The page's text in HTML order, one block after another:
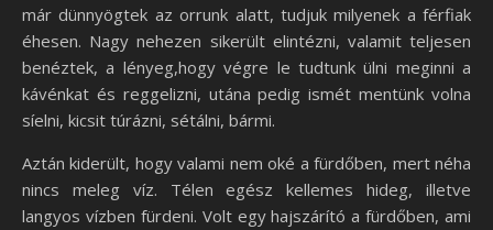
már dünnyögtek az orrunk alatt, tudjuk milyenek a férfiak
éhesen. Nagy nehezen sikerült elintézni, valamit teljesen
benéztek, a lényeg,hogy végre le tudtunk ülni meginni a
kávénkat és reggelizni, utána pedig ismét mentünk volna
síelni, kicsit túrázni, sétálni, bármi.
Aztán kiderült, hogy valami nem oké a fürdőben, mert néha
nincs meleg víz. Télen egész kellemes hideg, illetve
langyos vízben fürdeni. Volt egy hajszárító a fürdőben, ami